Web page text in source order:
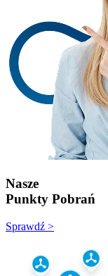
Nasze
Punkty Pobrań
Sprawdź >